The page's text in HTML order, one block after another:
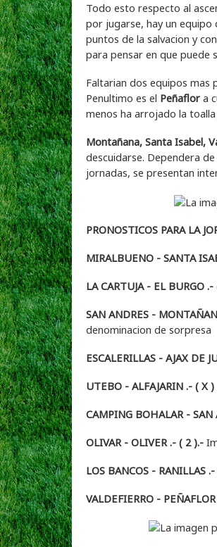
Todo esto respecto al
por jugarse, hay un equipo
puntos de la salvacion y
para pensar en que puede
Faltarian dos equipos mas
Penultimo es el Peñaflor a
menos ha arrojado la
Montañana, Santa Isabel,
descuidarse. Dependera
jornadas, se presentan
PRONOSTICOS PARA LA
MIRALBUENO - SANTA
LA CARTUJA - EL BURGO
SAN ANDRES -
denominacion de sorpresa
ESCALERILLAS - AJAX DE
UTEBO - ALFAJARIN .- ( X )
CAMPING BOHALAR -
OLIVAR - OLIVER .- ( 2 ).-
LOS BANCOS - RANILLAS
VALDEFIERRO -